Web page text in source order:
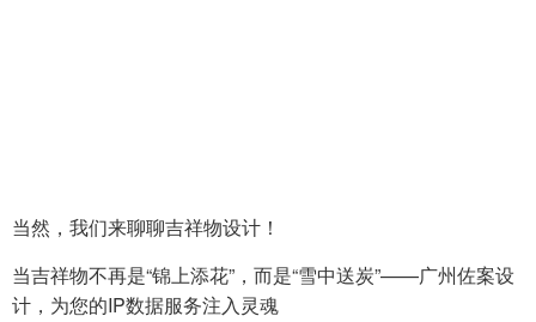
当然，我们来聊聊吉祥物设计！
当吉祥物不再是“锦上添花”，而是“雪中送炭”——广州佐案设
计，为您的IP数据服务注入灵魂